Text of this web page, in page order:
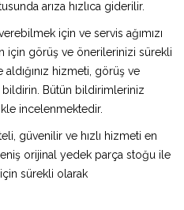
arıza hızlıca giderilir.
için ve servis ağımızı
için görüş ve önerilerinizi sürekli
hizmeti, görüş ve
Bütün bildirimleriniz
incelenmektedir.
güvenilir ve hızlı hizmeti en
orijinal yedek parça stoğu ile
sürekli olarak